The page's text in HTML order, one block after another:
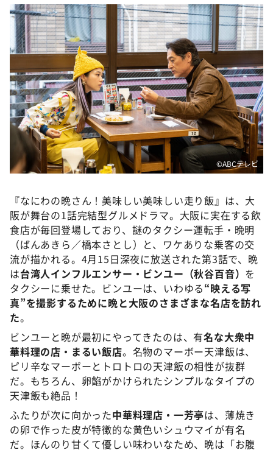
©ABCテレビ
『なにわの晩さん！美味しい美味しい走り飯』は、大
阪が舞台の1話完結型グルメドラマ。大阪に実在する飲
食店が毎回登場しており、謎のタクシー運転手・晩明
（ばんあきら／橋本さとし）と、ワケありな乗客の交
流が描かれる。4月15日深夜に放送された第3話で、晩
は台湾人インフルエンサー・ビンユー（秋谷百音） を
タクシーに乗せた。ビンユーは、いわゆる“映える写
真”を撮影するために晩と大阪のさまざまな名店を訪れ
た。
ビンユーと晩が最初にやってきたのは、有名な大衆中
華料理の店・まるい飯店。名物のマーボー天津飯は、
ピリ辛なマーボーとトロトロの天津飯の相性が抜群
だ。もちろん、卵餡がかけられたシンプルなタイプの
天津飯も絶品！
ふたりが次に向かった中華料理店・一芳亭は、薄焼き
の卵で作った皮が特徴的な黄色いシュウマイが有名
だ。ほんのり甘くて優しい味わいなため、晩は「お腹